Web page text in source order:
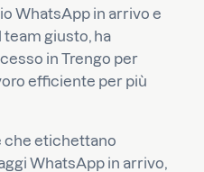
WhatsApp in arrivo e
giusto, ha
in Trengo per
efficiente per più
che etichettano
WhatsApp in arrivo,